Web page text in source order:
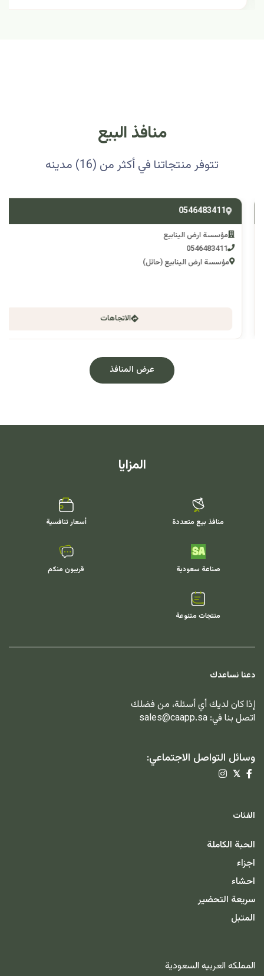
منافذ البيع
تتوفر منتجاتنا في أكثر من (16) مدينه
0546483411
مؤسسة ارض الينابيع
0546483411
مؤسسة ارض الينابيع (حائل)
الاتجاهات
عرض المنافذ
المزايا
منافذ بيع متعددة أسعار تنافسية
صناعة سعودية قريبون منكم
منتجات متنوعة
دعنا نساعدك
إذا كان لديك أي أسئلة، من فضلك
اتصل بنا في: sales@caapp.sa
وسائل التواصل الاجتماعي:
𝕏
الفئات
الحبة الكاملة
اجزاء
احشاء
سريعة التحضير
المتبل
المملكه العربيه السعودية